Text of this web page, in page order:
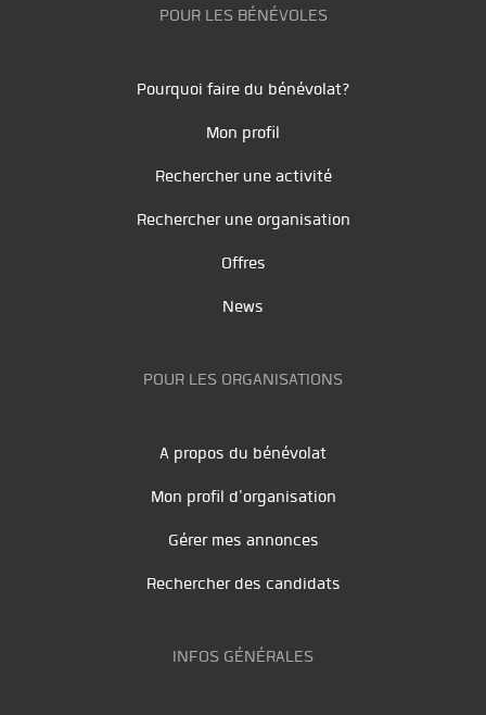
POUR LES BÉNÉVOLES
Pourquoi faire du bénévolat?
Mon profil
Rechercher une activité
Rechercher une organisation
Offres
News
POUR LES ORGANISATIONS
A propos du bénévolat
Mon profil d'organisation
Gérer mes annonces
Rechercher des candidats
INFOS GÉNÉRALES